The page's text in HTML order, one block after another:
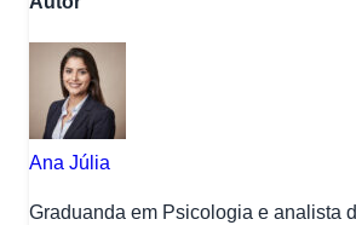
Ana Júlia
Graduanda em Psicologia e analista